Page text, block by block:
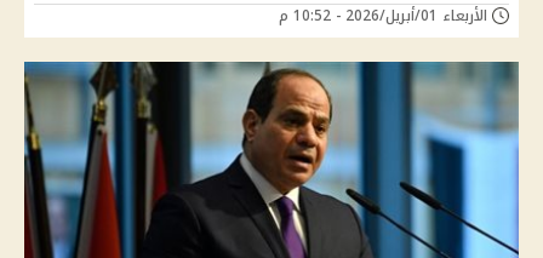
الأربعاء 01/أبريل/2026 - 10:52 م